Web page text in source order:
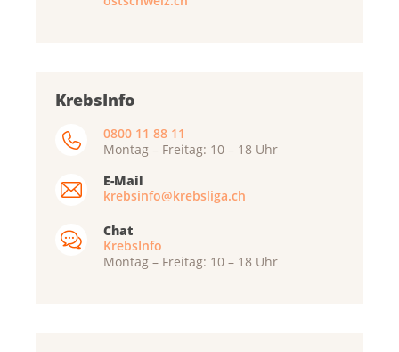
KrebsInfo
0800 11 88 11
Montag – Freitag: 10 – 18 Uhr
E-Mail
krebsinfo@krebsliga.ch
Chat
KrebsInfo
Montag – Freitag: 10 – 18 Uhr